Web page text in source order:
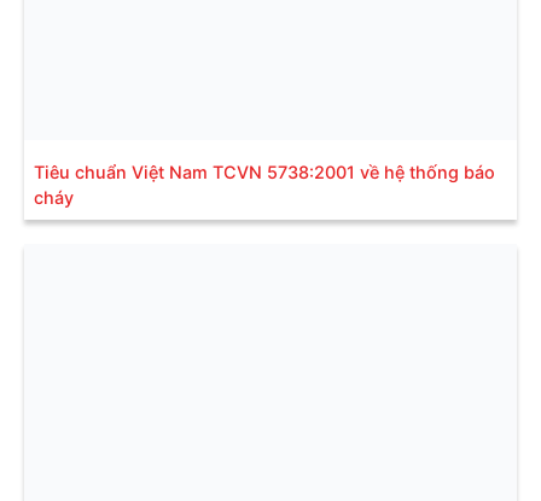
Tiêu chuẩn Việt Nam TCVN 5738:2001 về hệ thống báo
cháy